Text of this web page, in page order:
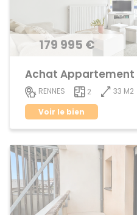
179 995 €
RENNES 2
33 M2
Voir le bien